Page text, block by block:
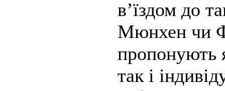
в’їздом до
Мюнхен чи
пропонують
так і